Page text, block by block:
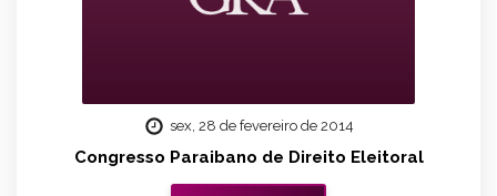
sex, 28 de fevereiro de 2014
Congresso Paraibano de Direito Eleitoral